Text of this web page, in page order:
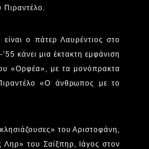
Πιραντέλο.
ο πάτερ Λαυρέντιος στο
κάνει μια έκτακτη εμφάνιση
«Ορφέα», με τα μονόπρακτα
«Ο άνθρωπος με το
του Αριστοφάνη,
Ληρ» του Σαίξπηρ, Ιάγος στον